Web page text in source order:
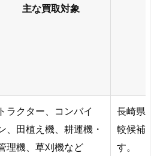
主な買取対象
トラクター、コンバイ
、田植え機、耕運機・
理機、草刈機など
長崎県
較候補
す。